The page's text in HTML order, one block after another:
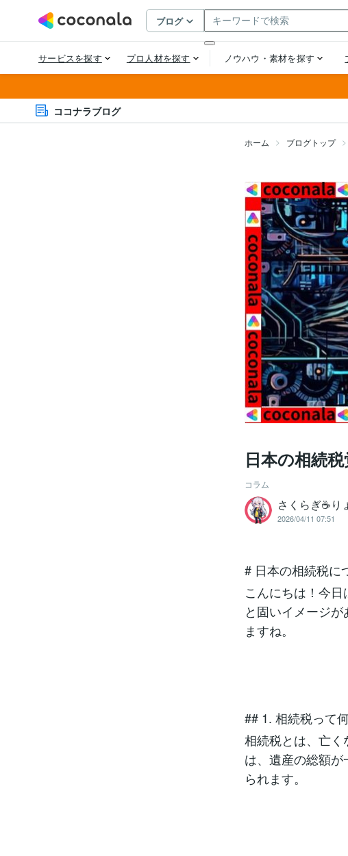
ココナラブログ
ホーム ブログトップ
日本の相続
コラム
さくらぎ☕り
2026/04/11 07:51
# 日本の相続税に
こんにちは！今
と固いイメージ
ますね。
## 1. 相続税って
相続税とは、亡
は、遺産の総額
られます。